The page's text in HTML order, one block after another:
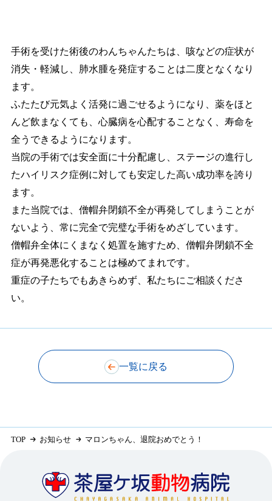
手術を受けた術後のわんちゃんたちは、咳などの症状が
消失・軽減し、肺水腫を発症することは二度となくなり
ます。
ふたたび元気よく活発に過ごせるようになり、薬をほと
んど飲まなくても、心臓病を心配することなく、寿命を
全うできるようになります。
当院の手術では安全面に十分配慮し、ステージの進行し
たハイリスク症例に対しても安定した高い成功率を誇り
ます。
また当院では、僧帽弁閉鎖不全が再発してしまうことが
ないよう、常に完全で完璧な手術をめざしています。
僧帽弁全体にくまなく処置を施すため、僧帽弁閉鎖不全
症が再発悪化することは極めてまれです。
重症の子たちでもあきらめず、私たちにご相談くださ
い。
一覧に戻る
TOP お知らせ マロンちゃん、退院おめでとう！